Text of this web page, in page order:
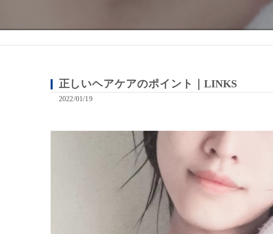
正しいヘアケアのポイント｜LINKS
2022/01/19